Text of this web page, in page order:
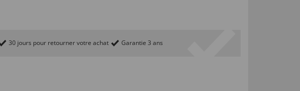
30 jours pour retourner votre achat Garantie 3 ans